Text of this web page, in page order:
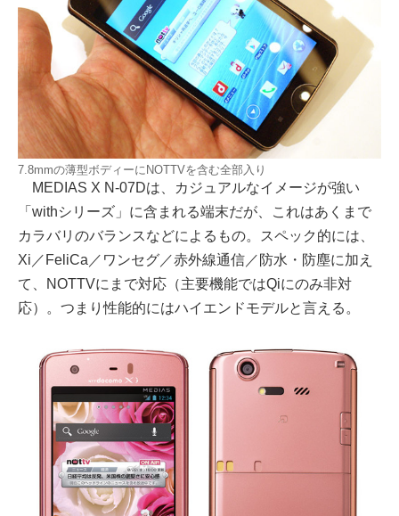
7.8mmの薄型ボディーにNOTTVを含む全部入り
MEDIAS X N-07Dは、カジュアルなイメージが強い
「withシリーズ」に含まれる端末だが、これはあくまで
カラバリのバランスなどによるもの。スペック的には、
Xi／FeliCa／ワンセグ／赤外線通信／防水・防塵に加え
て、NOTTVにまで対応（主要機能ではQiにのみ非対
応）。つまり性能的にはハイエンドモデルと言える。